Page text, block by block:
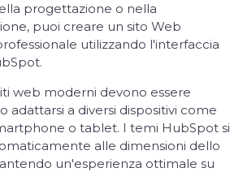
progettazione o nella
puoi creare un sito Web
utilizzando l'interfaccia
web moderni devono essere
adattarsi a diversi dispositivi come
o tablet. I temi HubSpot si
alle dimensioni dello
un'esperienza ottimale su